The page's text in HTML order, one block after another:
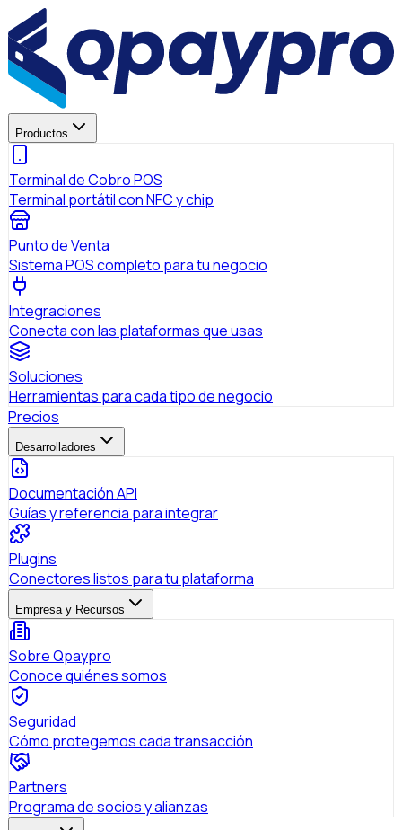
Productos
Terminal de Cobro POS
Terminal portátil con NFC y chip
Punto de Venta
Sistema POS completo para tu negocio
Integraciones
Conecta con las plataformas que usas
Soluciones
Herramientas para cada tipo de negocio
Precios
Desarrolladores
Documentación API
Guías y referencia para integrar
Plugins
Conectores listos para tu plataforma
Empresa y Recursos
Sobre Qpaypro
Conoce quiénes somos
Seguridad
Cómo protegemos cada transacción
Partners
Programa de socios y alianzas